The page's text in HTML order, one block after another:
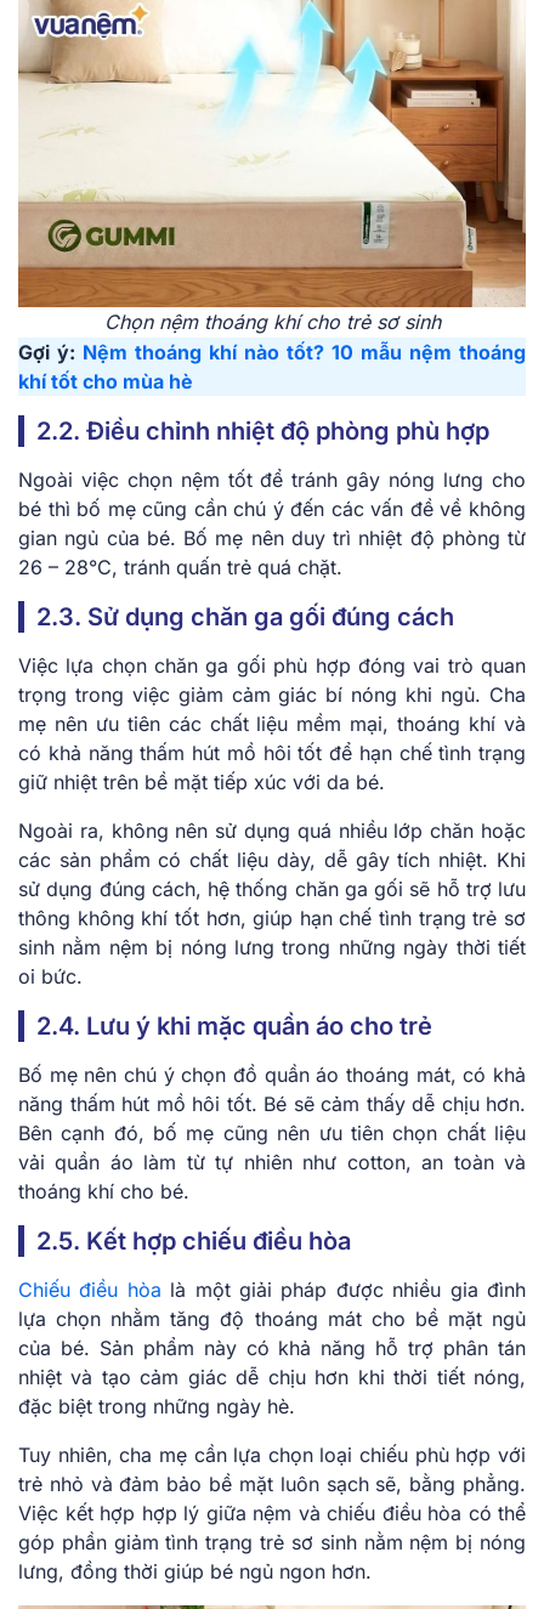
Chọn nệm thoáng khí cho trẻ sơ sinh
Gợi ý: Nệm thoáng khí nào tốt? 10 mẫu nệm thoáng
khí tốt cho mùa hè
2.2. Điều chỉnh nhiệt độ phòng phù hợp
Ngoài việc chọn nệm tốt để tránh gây nóng lưng cho
bé thì bố mẹ cũng cần chú ý đến các vấn đề về không
gian ngủ của bé. Bố mẹ nên duy trì nhiệt độ phòng từ
26 – 28°C, tránh quấn trẻ quá chặt.
2.3. Sử dụng chăn ga gối đúng cách
Việc lựa chọn chăn ga gối phù hợp đóng vai trò quan
trọng trong việc giảm cảm giác bí nóng khi ngủ. Cha
mẹ nên ưu tiên các chất liệu mềm mại, thoáng khí và
có khả năng thấm hút mồ hôi tốt để hạn chế tình trạng
giữ nhiệt trên bề mặt tiếp xúc với da bé.
Ngoài ra, không nên sử dụng quá nhiều lớp chăn hoặc
các sản phẩm có chất liệu dày, dễ gây tích nhiệt. Khi
sử dụng đúng cách, hệ thống chăn ga gối sẽ hỗ trợ lưu
thông không khí tốt hơn, giúp hạn chế tình trạng trẻ sơ
sinh nằm nệm bị nóng lưng trong những ngày thời tiết
oi bức.
2.4. Lưu ý khi mặc quần áo cho trẻ
Bố mẹ nên chú ý chọn đồ quần áo thoáng mát, có khả
năng thấm hút mồ hôi tốt. Bé sẽ cảm thấy dễ chịu hơn.
Bên cạnh đó, bố mẹ cũng nên ưu tiên chọn chất liệu
vải quần áo làm từ tự nhiên như cotton, an toàn và
thoáng khí cho bé.
2.5. Kết hợp chiếu điều hòa
Chiếu điều hòa là một giải pháp được nhiều gia đình
lựa chọn nhằm tăng độ thoáng mát cho bề mặt ngủ
của bé. Sản phẩm này có khả năng hỗ trợ phân tán
nhiệt và tạo cảm giác dễ chịu hơn khi thời tiết nóng,
đặc biệt trong những ngày hè.
Tuy nhiên, cha mẹ cần lựa chọn loại chiếu phù hợp với
trẻ nhỏ và đảm bảo bề mặt luôn sạch sẽ, bằng phẳng.
Việc kết hợp hợp lý giữa nệm và chiếu điều hòa có thể
góp phần giảm tình trạng trẻ sơ sinh nằm nệm bị nóng
lưng, đồng thời giúp bé ngủ ngon hơn.